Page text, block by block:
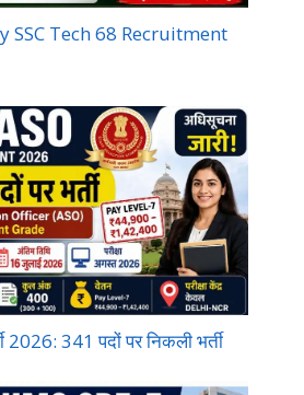
SSC Tech 68 Recruitment
2026: 341 पदों पर निकली भर्ती